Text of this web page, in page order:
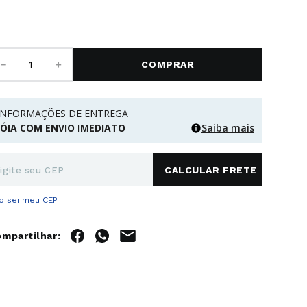
＋ COMPRAR
DE ENTREGA
COM ENVIO IMEDIATO
Saiba mais
sei meu CEP